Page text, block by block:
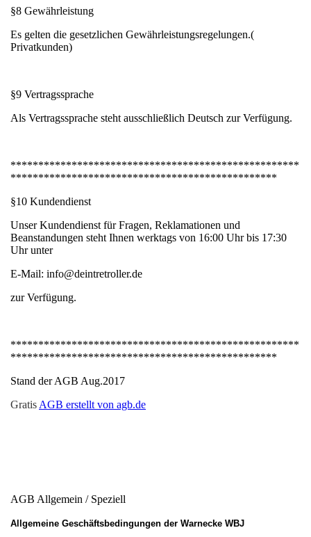
§8 Gewährleistung
Es gelten die gesetzlichen Gewährleistungsregelungen.(
Privatkunden)
§9 Vertragssprache
Als Vertragssprache steht ausschließlich Deutsch zur Verfügung.
****************************************************
************************************************
§10 Kundendienst
Unser Kundendienst für Fragen, Reklamationen und
Beanstandungen steht Ihnen werktags von 16:00 Uhr bis 17:30
Uhr unter
E-Mail: info@deintretroller.de
zur Verfügung.
****************************************************
************************************************
Stand der AGB Aug.2017
Gratis AGB erstellt von agb.de
AGB Allgemein / Speziell
Allgemeine Geschäftsbedingungen der Warnecke WBJ